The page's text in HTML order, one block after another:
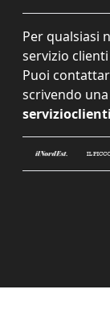
Per qualsiasi
servizio
Puoi
scrivendo